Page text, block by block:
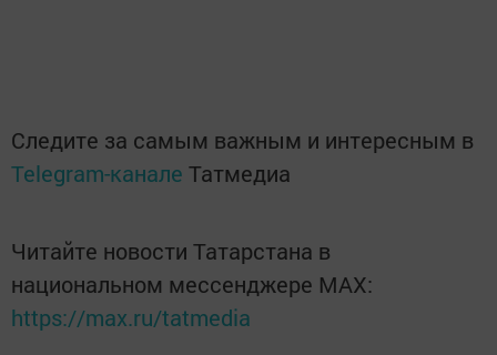
Следите за самым важным и интересным в
Telegram-канале Татмедиа
Читайте новости Татарстана в
национальном мессенджере MАХ:
https://max.ru/tatmedia